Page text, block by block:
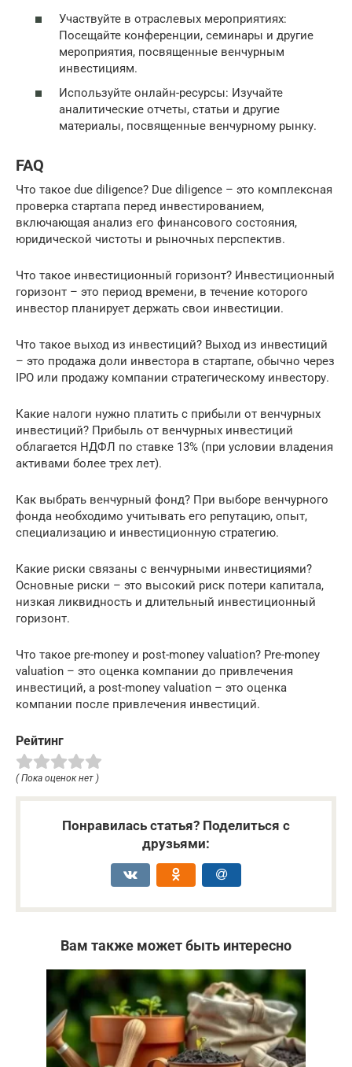
Участвуйте в отраслевых мероприятиях:
Посещайте конференции, семинары и другие
мероприятия, посвященные венчурным
инвестициям.
Используйте онлайн-ресурсы: Изучайте
аналитические отчеты, статьи и другие
материалы, посвященные венчурному рынку.
FAQ
Что такое due diligence? Due diligence – это комплексная
проверка стартапа перед инвестированием,
включающая анализ его финансового состояния,
юридической чистоты и рыночных перспектив.
Что такое инвестиционный горизонт? Инвестиционный
горизонт – это период времени, в течение которого
инвестор планирует держать свои инвестиции.
Что такое выход из инвестиций? Выход из инвестиций
– это продажа доли инвестора в стартапе, обычно через
IPO или продажу компании стратегическому инвестору.
Какие налоги нужно платить с прибыли от венчурных
инвестиций? Прибыль от венчурных инвестиций
облагается НДФЛ по ставке 13% (при условии владения
активами более трех лет).
Как выбрать венчурный фонд? При выборе венчурного
фонда необходимо учитывать его репутацию, опыт,
специализацию и инвестиционную стратегию.
Какие риски связаны с венчурными инвестициями?
Основные риски – это высокий риск потери капитала,
низкая ликвидность и длительный инвестиционный
горизонт.
Что такое pre-money и post-money valuation? Pre-money
valuation – это оценка компании до привлечения
инвестиций, а post-money valuation – это оценка
компании после привлечения инвестиций.
Рейтинг
( Пока оценок нет )
Понравилась статья? Поделиться с
друзьями:
Вам также может быть интересно